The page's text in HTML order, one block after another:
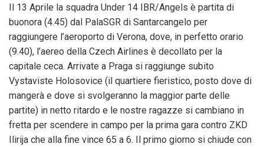
Il 13 Aprile la squadra Under 14 IBR/Angels è partita di
buonora (4.45) dal PalaSGR di Santarcangelo per
raggiungere l’aeroporto di Verona, dove, in perfetto orario
(9.40), l’aereo della Czech Airlines è decollato per la
capitale ceca. Arrivate a Praga si raggiunge subito
Vystaviste Holosovice (il quartiere fieristico, posto dove di
mangerà e dove si svolgeranno la maggior parte delle
partite) in netto ritardo e le nostre ragazze si cambiano in
fretta per scendere in campo per la prima gara contro ZKD
Ilirija che alla fine vince 65 a 6. Il primo giorno si chiude con